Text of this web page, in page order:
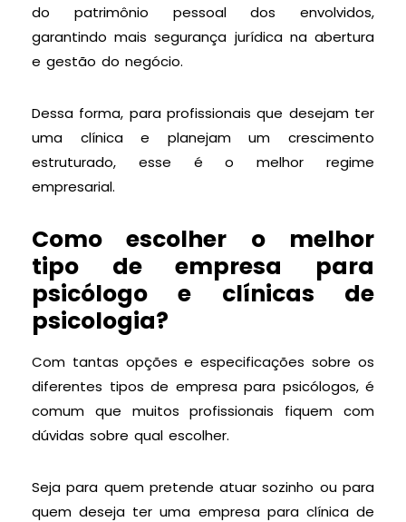
do patrimônio pessoal dos envolvidos,
garantindo mais segurança jurídica na abertura
e gestão do negócio.
Dessa forma, para profissionais que desejam ter
uma clínica e planejam um crescimento
estruturado, esse é o melhor regime
empresarial.
Como escolher o melhor
tipo de empresa para
psicólogo e clínicas de
psicologia?
Com tantas opções e especificações sobre os
diferentes tipos de empresa para psicólogos, é
comum que muitos profissionais fiquem com
dúvidas sobre qual escolher.
Seja para quem pretende atuar sozinho ou para
quem deseja ter uma empresa para clínica de